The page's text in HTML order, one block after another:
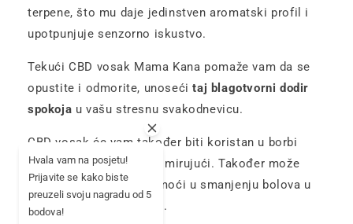
terpene, što mu daje jedinstven aromatski profil i
upotpunjuje senzorno iskustvo.
Tekući CBD vosak Mama Kana pomaže vam da se
opustite i odmorite, unosećitaj blagotvorni dodir
spokoja u vašu stresnu svakodnevicu.
CBD vosak će vam također biti koristan u borbi
protiv stresa, brzo vas smirujući. Također može
poboljšati vaš san i pomoći u smanjenju bolova u
zglobovima ili mišićima.
Hvala vam na posjetu!
Prijavite se kako biste
preuzeli svoju nagradu od 5
bodova!